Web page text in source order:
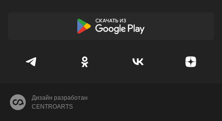
Дизайн разработан
CENTROARTS